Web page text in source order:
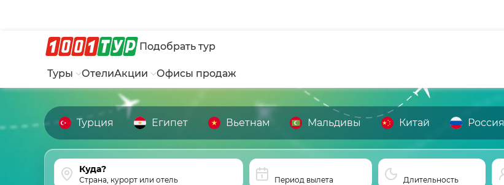
Подобрать тур
Туры ОтелиАкции Офисы продаж
Турция Египет Вьетнам Мальдивы Китай Россия
Страна, курорт или отель Период вылета Длительность